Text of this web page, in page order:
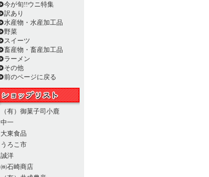
今が旬!!ウニ特集
訳あり
水産物・水産加工品
野菜
スイーツ
畜産物・畜産加工品
ラーメン
その他
前のページに戻る
（有）御菓子司小鹿
中一
大東食品
うろこ市
誠洋
㈱石崎商店